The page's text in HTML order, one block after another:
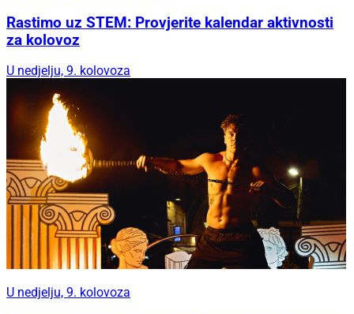
Rastimo uz STEM: Provjerite kalendar aktivnosti
za kolovoz
U nedjelju, 9. kolovoza
U nedjelju, 9. kolovoza